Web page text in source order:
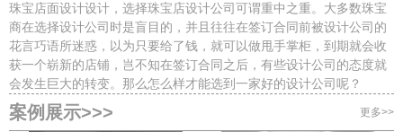
珠宝店面设计设计，选择珠宝店设计公司可谓重中之重。大多数珠宝
商在选择设计公司时是盲目的，并且往往在签订合同前被设计公司的
花言巧语所迷惑，以为只要给了钱，就可以做甩手掌柜，到期就会收
获一个崭新的店铺，岂不知在签订合同之后，有些设计公司的态度就
会发生巨大的转变。那么怎么样才能选到一家好的设计公司呢？
案例展示>>> 更多>>